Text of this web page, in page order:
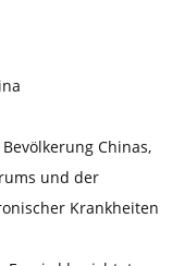
Chinas,
und der
Krankheiten